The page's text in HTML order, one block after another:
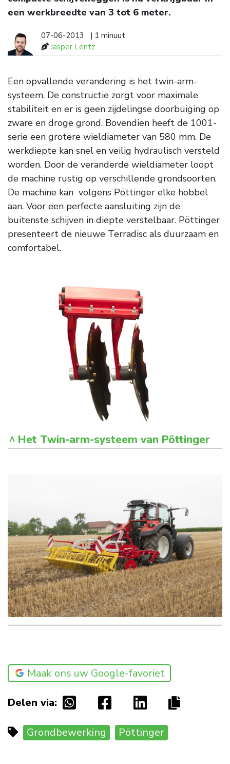
een werkbreedte van 3 tot 6 meter.
07-06-2013
| 1 minuut
Jasper Lentz
Een opvallende verandering is het twin-arm-
systeem. De constructie zorgt voor maximale
stabiliteit en er is geen zijdelingse doorbuiging op
zware en droge grond. Bovendien heeft de 1001-
serie een grotere wieldiameter van 580 mm. De
werkdiepte kan snel en veilig hydraulisch versteld
worden. Door de veranderde wieldiameter loopt
de machine rustig op verschillende grondsoorten.
De machine kan volgens Pöttinger elke hobbel
aan. Voor een perfecte aansluiting zijn de
buitenste schijven in diepte verstelbaar. Pöttinger
presenteert de nieuwe Terradisc als duurzaam en
comfortabel.
Het Twin-arm-systeem van Pöttinger
Maak ons uw Google-favoriet
Delen via:
Grondbewerking Pöttinger